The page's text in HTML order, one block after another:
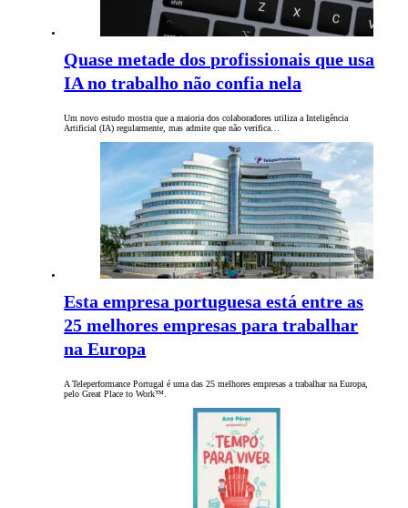
Quase metade dos profissionais que usa
IA no trabalho não confia nela
Um novo estudo mostra que a maioria dos colaboradores utiliza a Inteligência
Artificial (IA) regularmente, mas admite que não verifica…
Esta empresa portuguesa está entre as
25 melhores empresas para trabalhar
na Europa
A Teleperformance Portugal é uma das 25 melhores empresas a trabalhar na Europa,
pelo Great Place to Work™.